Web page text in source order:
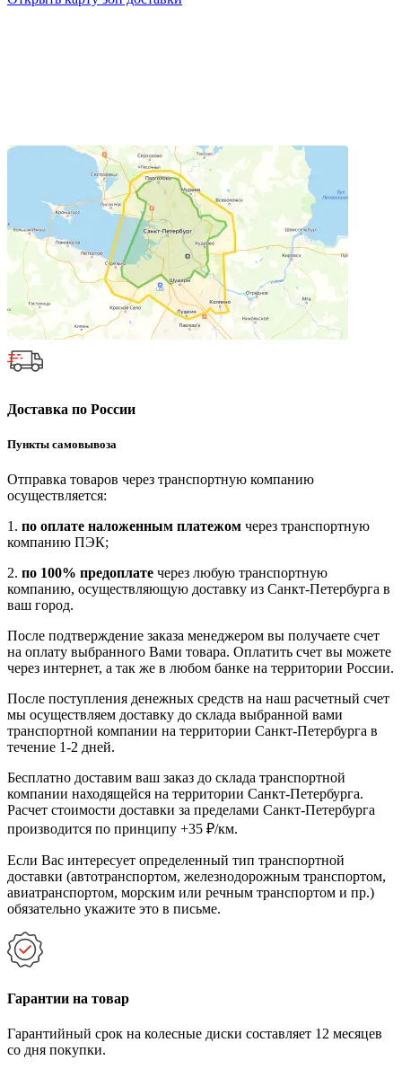
Доставка по России
Пункты самовывоза
Отправка товаров через транспортную компанию
осуществляется:
1. по оплате наложенным платежом через транспортную
компанию ПЭК;
2. по 100% предоплате через любую транспортную
компанию, осуществляющую доставку из Санкт-Петербурга в
ваш город.
После подтверждение заказа менеджером вы получаете счет
на оплату выбранного Вами товара. Оплатить счет вы можете
через интернет, а так же в любом банке на территории России.
После поступления денежных средств на наш расчетный счет
мы осуществляем доставку до склада выбранной вами
транспортной компании на территории Санкт-Петербурга в
течение 1-2 дней.
Бесплатно доставим ваш заказ до склада транспортной
компании находящейся на территории Санкт-Петербурга.
Расчет стоимости доставки за пределами Санкт-Петербурга
производится по принципу +35 ₽/км.
Если Вас интересует определенный тип транспортной
доставки (автотранспортом, железнодорожным транспортом,
авиатранспортом, морским или речным транспортом и пр.)
обязательно укажите это в письме.
Гарантии на товар
Гарантийный срок на колесные диски составляет 12 месяцев
со дня покупки.